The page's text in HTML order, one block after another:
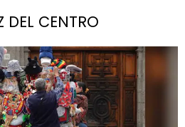
DEL CENTRO